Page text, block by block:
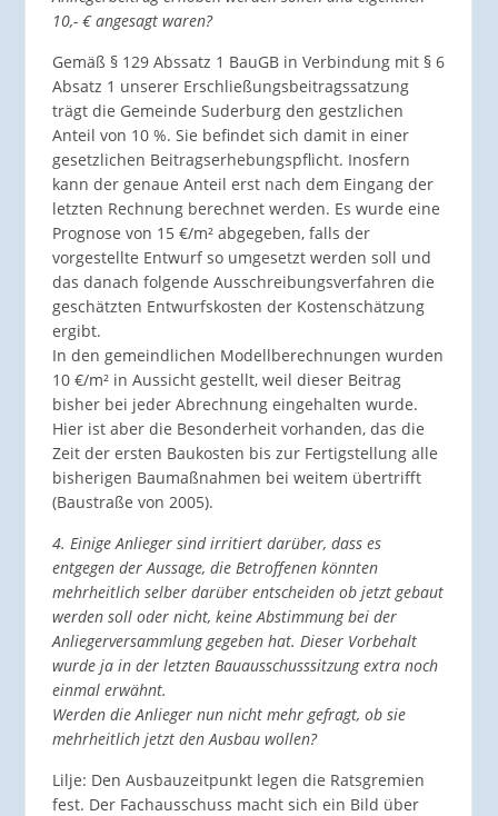
10,- € angesagt waren?
Gemäß § 129 Abssatz 1 BauGB in Verbindung mit § 6
Absatz 1 unserer Erschließungsbeitragssatzung
trägt die Gemeinde Suderburg den gestzlichen
Anteil von 10 %. Sie befindet sich damit in einer
gesetzlichen Beitragserhebungspflicht. Inosfern
kann der genaue Anteil erst nach dem Eingang der
letzten Rechnung berechnet werden. Es wurde eine
Prognose von 15 €/m² abgegeben, falls der
vorgestellte Entwurf so umgesetzt werden soll und
das danach folgende Ausschreibungsverfahren die
geschätzten Entwurfskosten der Kostenschätzung
ergibt.
In den gemeindlichen Modellberechnungen wurden
10 €/m² in Aussicht gestellt, weil dieser Beitrag
bisher bei jeder Abrechnung eingehalten wurde.
Hier ist aber die Besonderheit vorhanden, das die
Zeit der ersten Baukosten bis zur Fertigstellung alle
bisherigen Baumaßnahmen bei weitem übertrifft
(Baustraße von 2005).
4. Einige Anlieger sind irritiert darüber, dass es
entgegen der Aussage, die Betroffenen könnten
mehrheitlich selber darüber entscheiden ob jetzt gebaut
werden soll oder nicht, keine Abstimmung bei der
Anliegerversammlung gegeben hat. Dieser Vorbehalt
wurde ja in der letzten Bauausschusssitzung extra noch
einmal erwähnt.
Werden die Anlieger nun nicht mehr gefragt, ob sie
mehrheitlich jetzt den Ausbau wollen?
Lilje: Den Ausbauzeitpunkt legen die Ratsgremien
fest. Der Fachausschuss macht sich ein Bild über